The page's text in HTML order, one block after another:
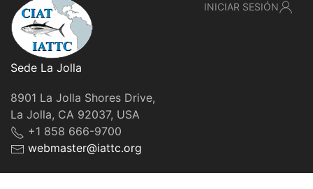
Sede La Jolla
8901 La Jolla Shores Drive,
La Jolla, CA 92037, USA
+1 858 666-9700
webmaster@iattc.org
INICIAR SESIÓN